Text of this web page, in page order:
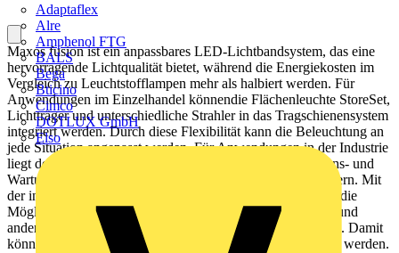
Adaptaflex
Alre
Amphenol FTG
BALS
Bega
Bticino
Cimco
DOTLUX GmbH
Elso
Maxos fusion ist ein anpassbares LED-Lichtbandsystem, das eine
hervorragende Lichtqualität bietet, während die Energiekosten im
Vergleich zu Leuchtstofflampen mehr als halbiert werden. Für
Anwendungen im Einzelhandel könnendie Flächenleuchte StoreSet,
Lichtträger und unterschiedliche Strahler in das Tragschienensystem
integriert werden. Durch diese Flexibilität kann die Beleuchtung an
jede Situation angepasst werden. Für Anwendungen in der Industrie
liegt der Schwerpunkt auf der Reduzierung von Installations- und
Wartungskosten durch Verwendung von weniger Lichtträgern. Mit
der integrierten Stromschiene mit bis zu 13 Leitern entsteht die
Möglichkeit, die Leuchten je nach Bedarf zu positionieren und
andere Services/Hardware von Drittanbietern zu integrieren. Damit
können spätere Layoutänderungen jeder Zeit berücksichtigt werden.